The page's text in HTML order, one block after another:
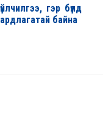
гэр бүлд
байна